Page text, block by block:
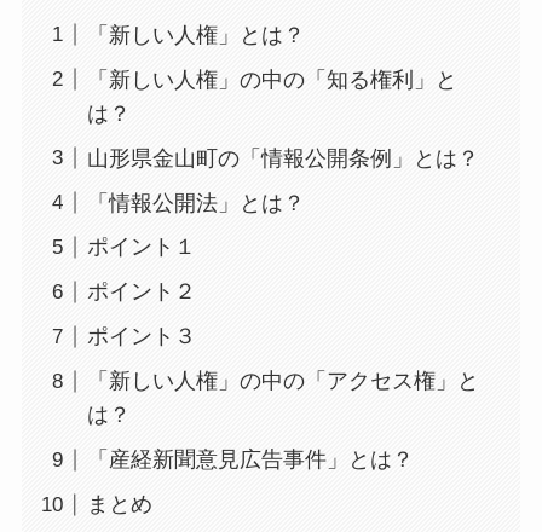
「新しい人権」とは？
「新しい人権」の中の「知る権利」と
は？
山形県金山町の「情報公開条例」とは？
「情報公開法」とは？
ポイント１
ポイント２
ポイント３
「新しい人権」の中の「アクセス権」と
は？
「産経新聞意見広告事件」とは？
まとめ